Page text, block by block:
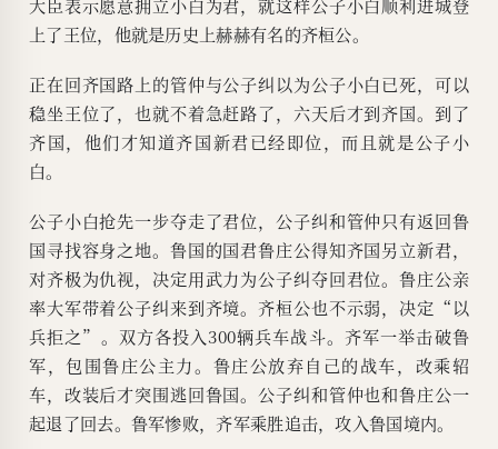
大臣表示愿意拥立小白为君，就这样公子小白顺利进城登
上了王位，他就是历史上赫赫有名的齐桓公。
正在回齐国路上的管仲与公子纠以为公子小白已死，可以
稳坐王位了，也就不着急赶路了，六天后才到齐国。到了
齐国，他们才知道齐国新君已经即位，而且就是公子小
白。
公子小白抢先一步夺走了君位，公子纠和管仲只有返回鲁
国寻找容身之地。鲁国的国君鲁庄公得知齐国另立新君，
对齐极为仇视，决定用武力为公子纠夺回君位。鲁庄公亲
率大军带着公子纠来到齐境。齐桓公也不示弱，决定“以
兵拒之”。双方各投入300辆兵车战斗。齐军一举击破鲁
军，包围鲁庄公主力。鲁庄公放弃自己的战车，改乘轺
车，改装后才突围逃回鲁国。公子纠和管仲也和鲁庄公一
起退了回去。鲁军惨败，齐军乘胜追击，攻入鲁国境内。